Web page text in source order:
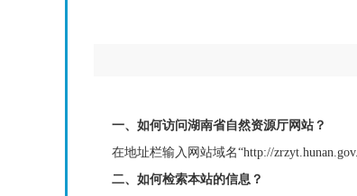
一、如何访问湖南省自然资源厅网站？
在地址栏输入网站域名“http://
二、如何检索本站的信息？